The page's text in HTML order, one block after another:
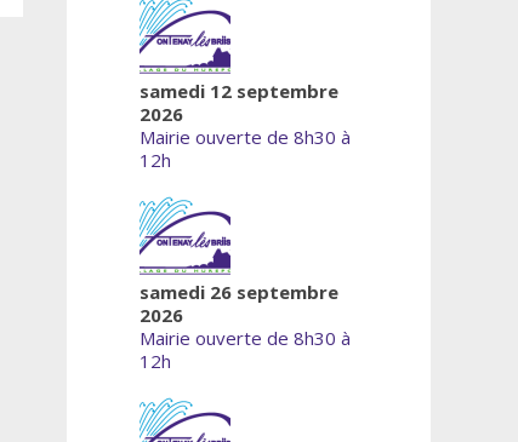
samedi 12 septembre
2026
Mairie ouverte de 8h30 à
12h
samedi 26 septembre
2026
Mairie ouverte de 8h30 à
12h